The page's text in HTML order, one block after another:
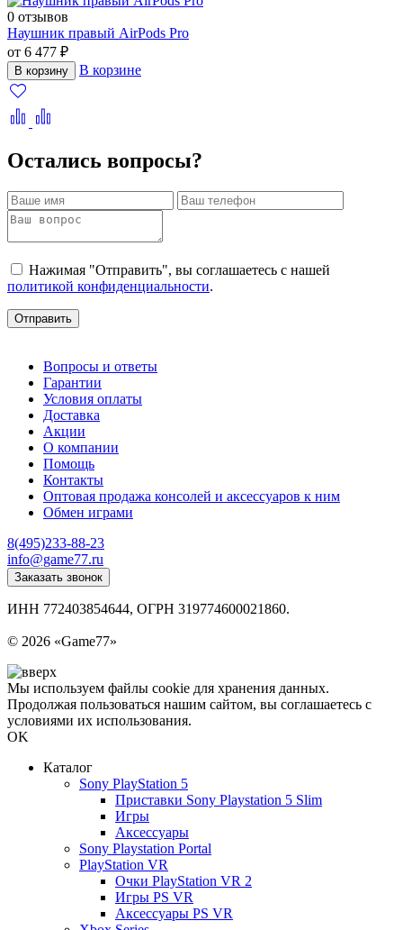
0 отзывов
Наушник правый AirPods Pro
от 6 477 ₽
В корзину В корзине
Остались вопросы?
Нажимая "Отправить", вы соглашаетесь с нашей
политикой конфиденциальности.
Отправить
Вопросы и ответы
Гарантии
Условия оплаты
Доставка
Акции
О компании
Помощь
Контакты
Оптовая продажа консолей и аксессуаров к ним
Обмен играми
8(495)233-88-23
info@game77.ru
Заказать звонок
ИНН 772403854644, ОГРН 319774600021860.
© 2026 «Game77»
Мы используем файлы cookie для хранения данных.
Продолжая пользоваться нашим сайтом, вы соглашаетесь с
условиями их использования.
OK
Каталог
Sony PlayStation 5
Приставки Sony Playstation 5 Slim
Игры
Аксессуары
Sony Playstation Portal
PlayStation VR
Очки PlayStation VR 2
Игры PS VR
Аксессуары PS VR